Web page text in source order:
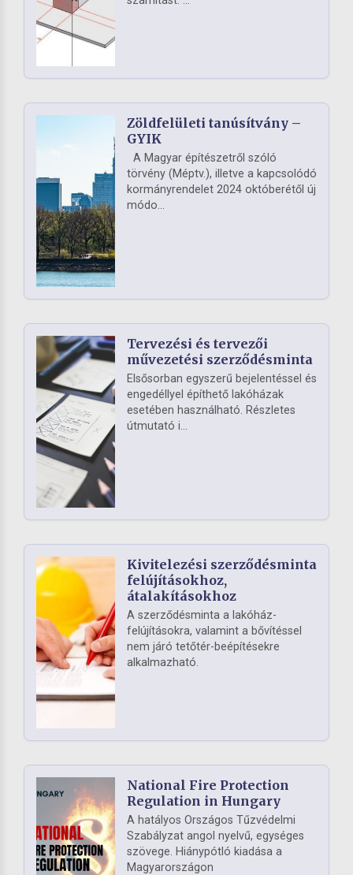
Zöldfelületi tanúsítvány –
GYIK
A Magyar építészetről szóló
törvény (Méptv.), illetve a kapcsolódó
kormányrendelet 2024 októberétől új
módo...
Tervezési és tervezői
művezetési szerződésminta
Elsősorban egyszerű bejelentéssel és
engedéllyel építhető lakóházak
esetében használható. Részletes
útmutató i...
Kivitelezési szerződésminta
felújításokhoz,
átalakításokhoz
A szerződésminta a lakóház-
felújításokra, valamint a bővítéssel
nem járó tetőtér-beépítésekre
alkalmazható.
National Fire Protection
Regulation in Hungary
A hatályos Országos Tűzvédelmi
Szabályzat angol nyelvű, egységes
szövege. Hiánypótló kiadása a
Magyarországon